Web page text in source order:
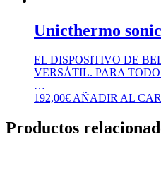
Unicthermo
EL DISPOSITIVO DE
VERSÁTIL. PARA
…
192,00€AÑADIR AL
Productos